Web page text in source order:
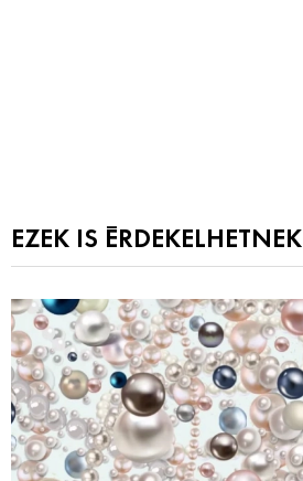
EZEK IS ÉRDEKELHETNEK